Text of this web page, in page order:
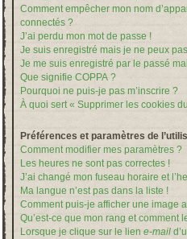
Comment empêcher mon nom
connectés ?
J’ai perdu mon mot de passe !
Je suis enregistré mais je ne peux
Je me suis enregistré par le passé
Que signifie COPPA ?
Pourquoi ne puis-je pas m’inscrire ?
À quoi sert « Supprimer les cookies
Préférences et paramètres de
Comment modifier mes paramètres ?
Les heures ne sont pas correctes !
J’ai changé mon fuseau horaire et
Ma langue n’est pas dans la liste !
Comment puis-je afficher une image
Qu’est-ce que mon rang et comment
Lorsque je clique sur le lien e-mail